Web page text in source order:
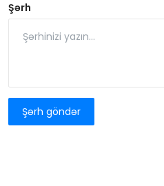
Şərh
Şərh göndər